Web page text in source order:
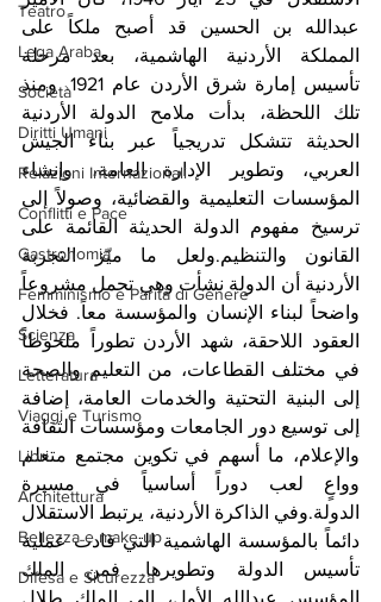
Teatro
Lega Araba
Società
Diritti Umani
Relazioni Internazionali
Conflitti e Pace
Gastronomia
Femminismo e Parità di Genere
Scienza
Letteratura
Viaggi e Turismo
Libri
Architettura
Bellezza e make up
Difesa e Sicurezza
المملكة الأردنية الهاشمية، بعد مرحلة
تأسيس إمارة شرق الأردن عام 1921. ومنذ
الحديثة تتشكل تدريجياً عبر بناء الجيش
العربي، وتطوير الإدارة العامة، وإنشاء
القانون والتنظيم.ولعل ما ميّز التجربة
الأردنية أن الدولة نشأت وهي تحمل مشروعاً
العقود اللاحقة، شهد الأردن تطوراً ملحوظاً
في مختلف القطاعات، من التعليم والصحة
والإعلام، ما أسهم في تكوين مجتمع متعلم
دائماً بالمؤسسة الهاشمية التي قادت عملية
تأسيس الدولة وتطويرها. فمن الملك